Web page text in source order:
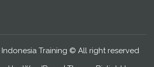
Indonesia Training © All right reserved